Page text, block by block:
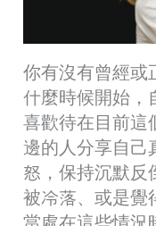
你有沒有曾經或
什麼時候開始，
喜歡待在目前這
邊的人分享自己
怒，保持沉默反
被冷落、或是覺